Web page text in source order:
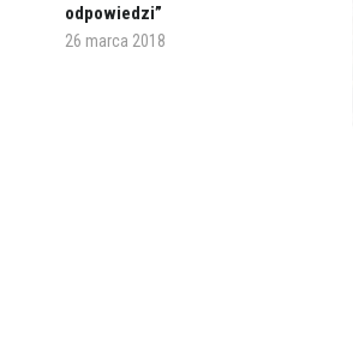
odpowiedzi”
26 marca 2018